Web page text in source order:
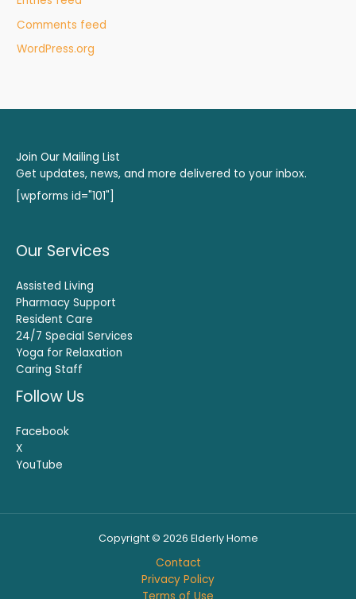
Comments feed
WordPress.org
Join Our Mailing List
Get updates, news, and more delivered to your inbox.
[wpforms id="101"]
Our Services
Assisted Living
Pharmacy Support
Resident Care
24/7 Special Services
Yoga for Relaxation
Caring Staff
Follow Us
Facebook
X
YouTube
Copyright © 2026 Elderly Home
Contact
Privacy Policy